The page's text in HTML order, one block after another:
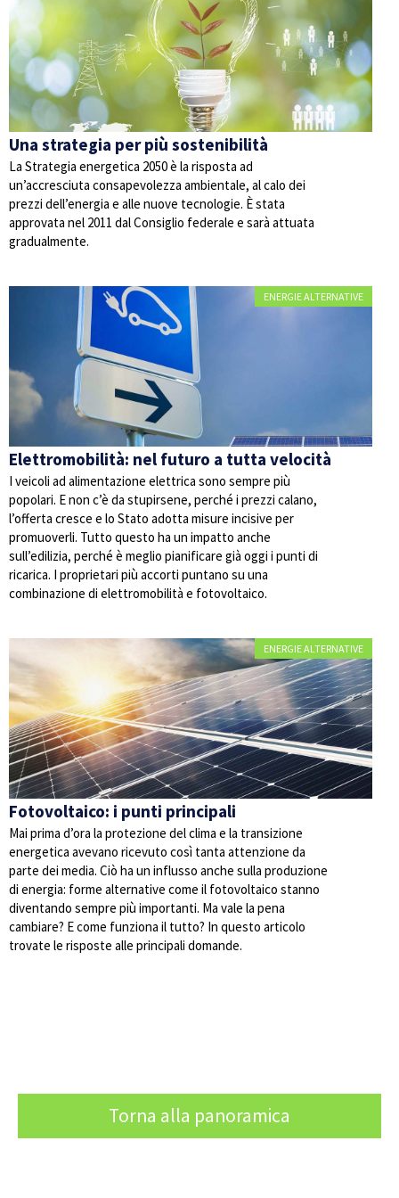
Una strategia per più sostenibilità
La Strategia energetica 2050 è la risposta ad
un’accresciuta consapevolezza ambientale, al calo dei
prezzi dell’energia e alle nuove tecnologie. È stata
approvata nel 2011 dal Consiglio federale e sarà attuata
gradualmente.
ENERGIE ALTERNATIVE
Elettromobilità: nel futuro a tutta velocità
I veicoli ad alimentazione elettrica sono sempre più
popolari. E non c’è da stupirsene, perché i prezzi calano,
l’offerta cresce e lo Stato adotta misure incisive per
promuoverli. Tutto questo ha un impatto anche
sull’edilizia, perché è meglio pianificare già oggi i punti di
ricarica. I proprietari più accorti puntano su una
combinazione di elettromobilità e fotovoltaico.
ENERGIE ALTERNATIVE
Fotovoltaico: i punti principali
Mai prima d’ora la protezione del clima e la transizione
energetica avevano ricevuto così tanta attenzione da
parte dei media. Ciò ha un influsso anche sulla produzione
di energia: forme alternative come il fotovoltaico stanno
diventando sempre più importanti. Ma vale la pena
cambiare? E come funziona il tutto? In questo articolo
trovate le risposte alle principali domande.
Torna alla panoramica